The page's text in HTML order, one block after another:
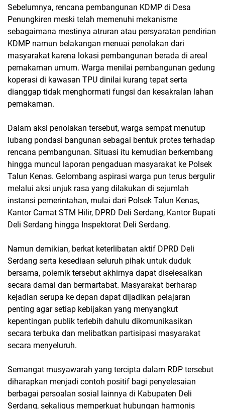
Sebelumnya, rencana pembangunan KDMP di Desa
Penungkiren meski telah memenuhi mekanisme
sebagaimana mestinya atruran atau persyaratan pendirian
KDMP namun belakangan menuai penolakan dari
masyarakat karena lokasi pembangunan berada di areal
pemakaman umum. Warga menilai pembangunan gedung
koperasi di kawasan TPU dinilai kurang tepat serta
dianggap tidak menghormati fungsi dan kesakralan lahan
pemakaman.
Dalam aksi penolakan tersebut, warga sempat menutup
lubang pondasi bangunan sebagai bentuk protes terhadap
rencana pembangunan. Situasi itu kemudian berkembang
hingga muncul laporan pengaduan masyarakat ke Polsek
Talun Kenas. Gelombang aspirasi warga pun terus bergulir
melalui aksi unjuk rasa yang dilakukan di sejumlah
instansi pemerintahan, mulai dari Polsek Talun Kenas,
Kantor Camat STM Hilir, DPRD Deli Serdang, Kantor Bupati
Deli Serdang hingga Inspektorat Deli Serdang.
Namun demikian, berkat keterlibatan aktif DPRD Deli
Serdang serta kesediaan seluruh pihak untuk duduk
bersama, polemik tersebut akhirnya dapat diselesaikan
secara damai dan bermartabat. Masyarakat berharap
kejadian serupa ke depan dapat dijadikan pelajaran
penting agar setiap kebijakan yang menyangkut
kepentingan publik terlebih dahulu dikomunikasikan
secara terbuka dan melibatkan partisipasi masyarakat
secara menyeluruh.
Semangat musyawarah yang tercipta dalam RDP tersebut
diharapkan menjadi contoh positif bagi penyelesaian
berbagai persoalan sosial lainnya di Kabupaten Deli
Serdang, sekaligus memperkuat hubungan harmonis